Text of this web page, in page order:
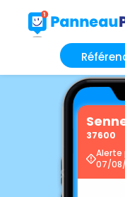
37600
Alerte
07/